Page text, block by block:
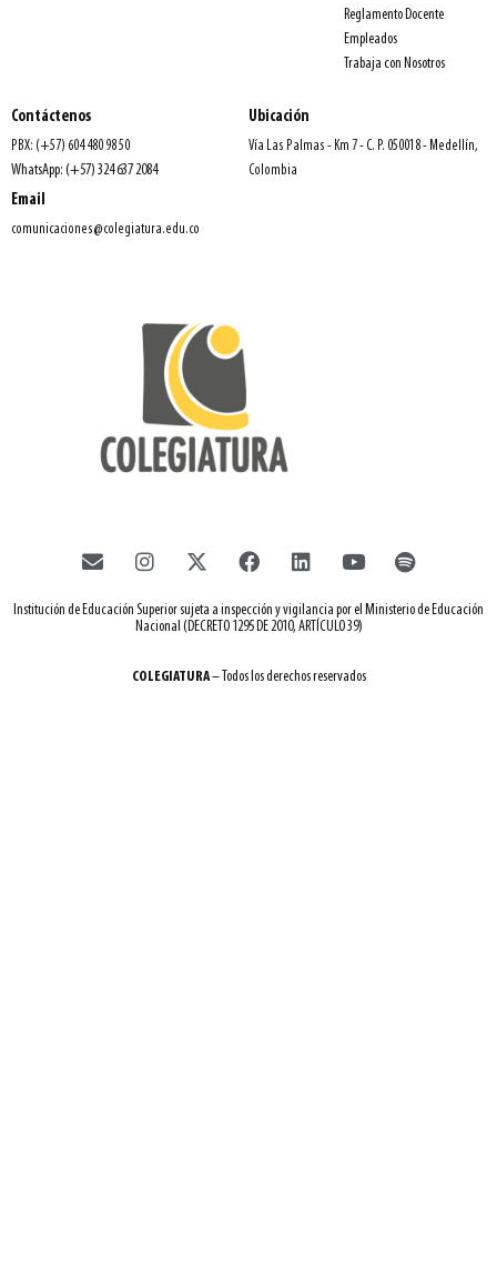
Reglamento Docente
Empleados
Trabaja con Nosotros
Contáctenos
PBX: (+57) 604 480 98 50
WhatsApp: (+57) 324 637 2084
Email
comunicaciones@colegiatura.edu.co
Ubicación
Vía Las Palmas - Km 7 - C. P. 050018 - Medellín,
Colombia
Institución de Educación Superior sujeta a inspección y vigilancia por el Ministerio de Educación
Nacional (DECRETO 1295 DE 2010, ARTÍCULO 39)
COLEGIATURA– Todos los derechos reservados